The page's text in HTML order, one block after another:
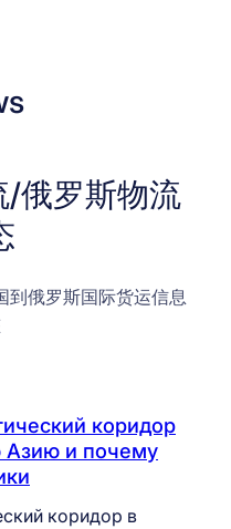
/俄罗斯物流
到俄罗斯国际货运信息
коридор
Азию и почему
коридор в